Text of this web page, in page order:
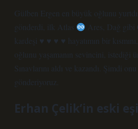
Gülben Ergen en büyük oğlunu
gönderdi, ilk Atlas
Ares, Dağ gibi
kardeşi ♥ ♥ ♥ ♥ hayatımın bir kısmını,
oğlunu yaşamanın sevincini, istediği
Sınavlarını aldı ve kazandı. Şimdi onu
gönderiyoruz.
Erhan Çelik’in eski